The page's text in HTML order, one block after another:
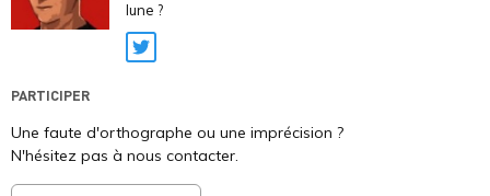
lune ?
Twitter
PARTICIPER
Une faute d'orthographe ou une imprécision ?
N'hésitez pas à nous contacter.